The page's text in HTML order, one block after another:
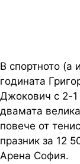
В спортното (а
годината
Джокович с 2-1
двамата
повече от
празник за 12
Арена София.